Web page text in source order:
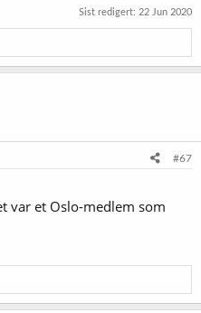
Sist redigert: 22 Jun 2020
#67
var et Oslo-medlem som